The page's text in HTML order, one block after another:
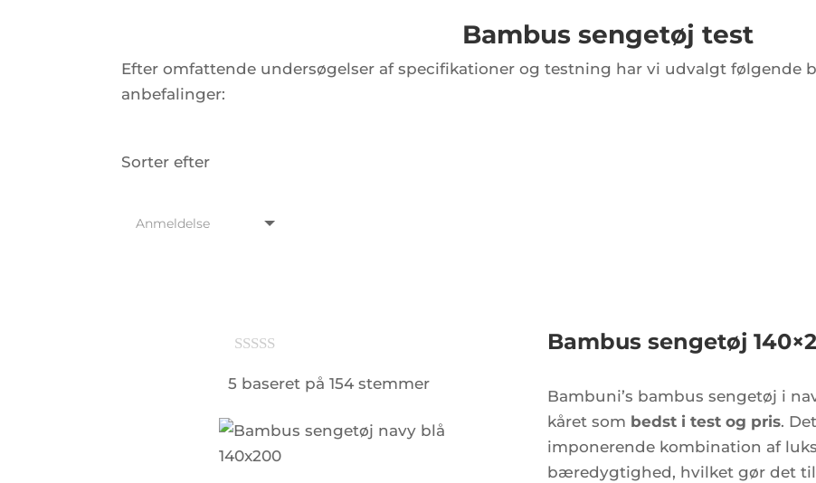
Bambus sengetøj test
Efter omfattende undersøgelser af specifikationer og testning har vi udvalgt følgende
anbefalinger:
Sorter efter
5 baseret på 154 stemmer
Bambus sengetøj
Bambuni’s bambus sengetøj i
kåret som bedst i test og pris.
imponerende kombination af
bæredygtighed, hvilket gør det til